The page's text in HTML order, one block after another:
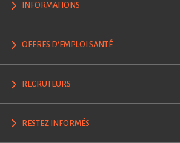
INFORMATIONS
OFFRES D'EMPLOI SANTÉ
RECRUTEURS
RESTEZ INFORMÉS